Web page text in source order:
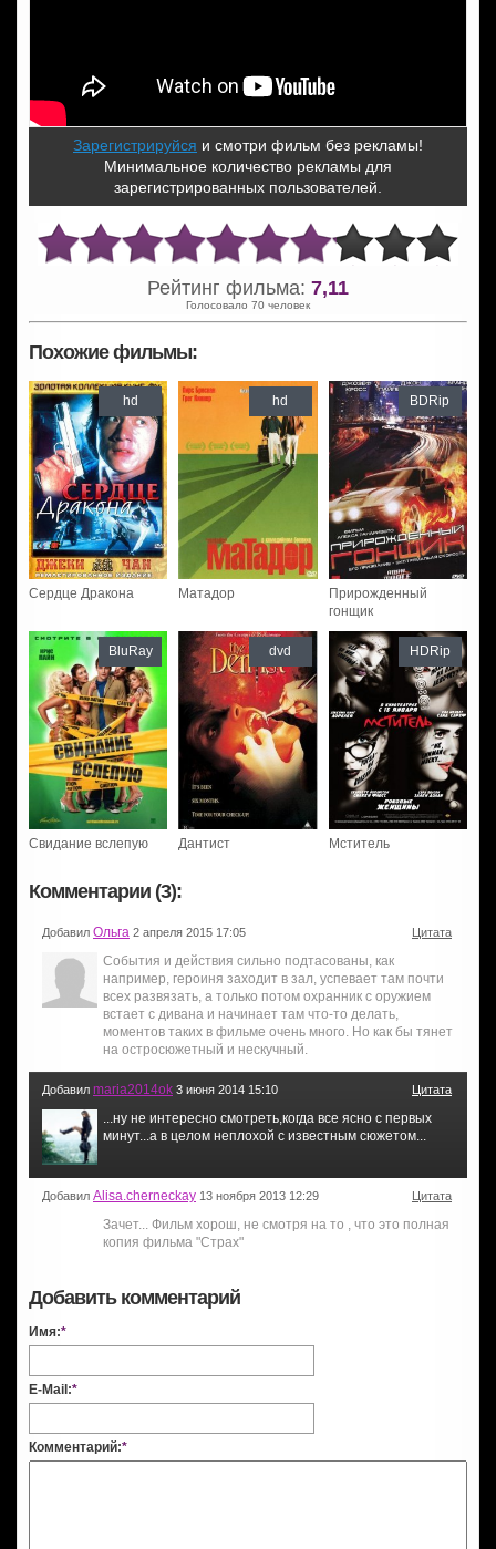
Зарегистрируйся и смотри фильм без рекламы!
Минимальное количество рекламы для
зарегистрированных пользователей.
Рейтинг фильма: 7,11
Голосовало 70 человек
Похожие фильмы:
Сердце Дракона
hd
Матадор
hd
Прирожденный
гонщик
BDRip
Свидание вслепую
BluRay
Дантист
dvd
Мститель
HDRip
Комментарии (3):
Добавил Ольга 2 апреля 2015 17:05 Цитата
События и действия сильно подтасованы, как
например, героиня заходит в зал, успевает там почти
всех развязать, а только потом охранник с оружием
встает с дивана и начинает там что-то делать,
моментов таких в фильме очень много. Но как бы тянет
на остросюжетный и нескучный.
Добавил maria2014ok 3 июня 2014 15:10 Цитата
...ну не интересно смотреть,когда все ясно с первых
минут...а в целом неплохой с известным сюжетом...
Добавил Alisa.cherneckay 13 ноября 2013 12:29 Цитата
Зачет... Фильм хорош, не смотря на то , что это полная
копия фильма "Страх"
Добавить комментарий
Имя:*
E-Mail:*
Комментарий:*